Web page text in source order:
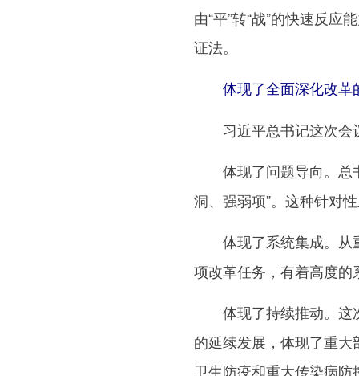
由“平”转“战”的快速反应
证法。
体现了全面深化改
习近平总书记这次会
体现了问题导向。 总
洞、强弱项”。这种针对
体现了系统集成。 从
项改革任务，有着高度的
体现了持续推动。 这
的延续发展，体现了重大
卫生防疫和重大传染病